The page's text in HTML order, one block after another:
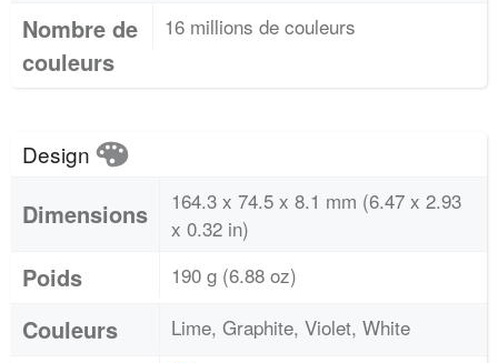
Nombre de
couleurs
16 millions de couleurs
Design
Dimensions
164.3 x 74.5 x 8.1 mm (6.47 x 2.93
x 0.32 in)
Poids 190 g (6.88 oz)
Couleurs Lime, Graphite, Violet, White